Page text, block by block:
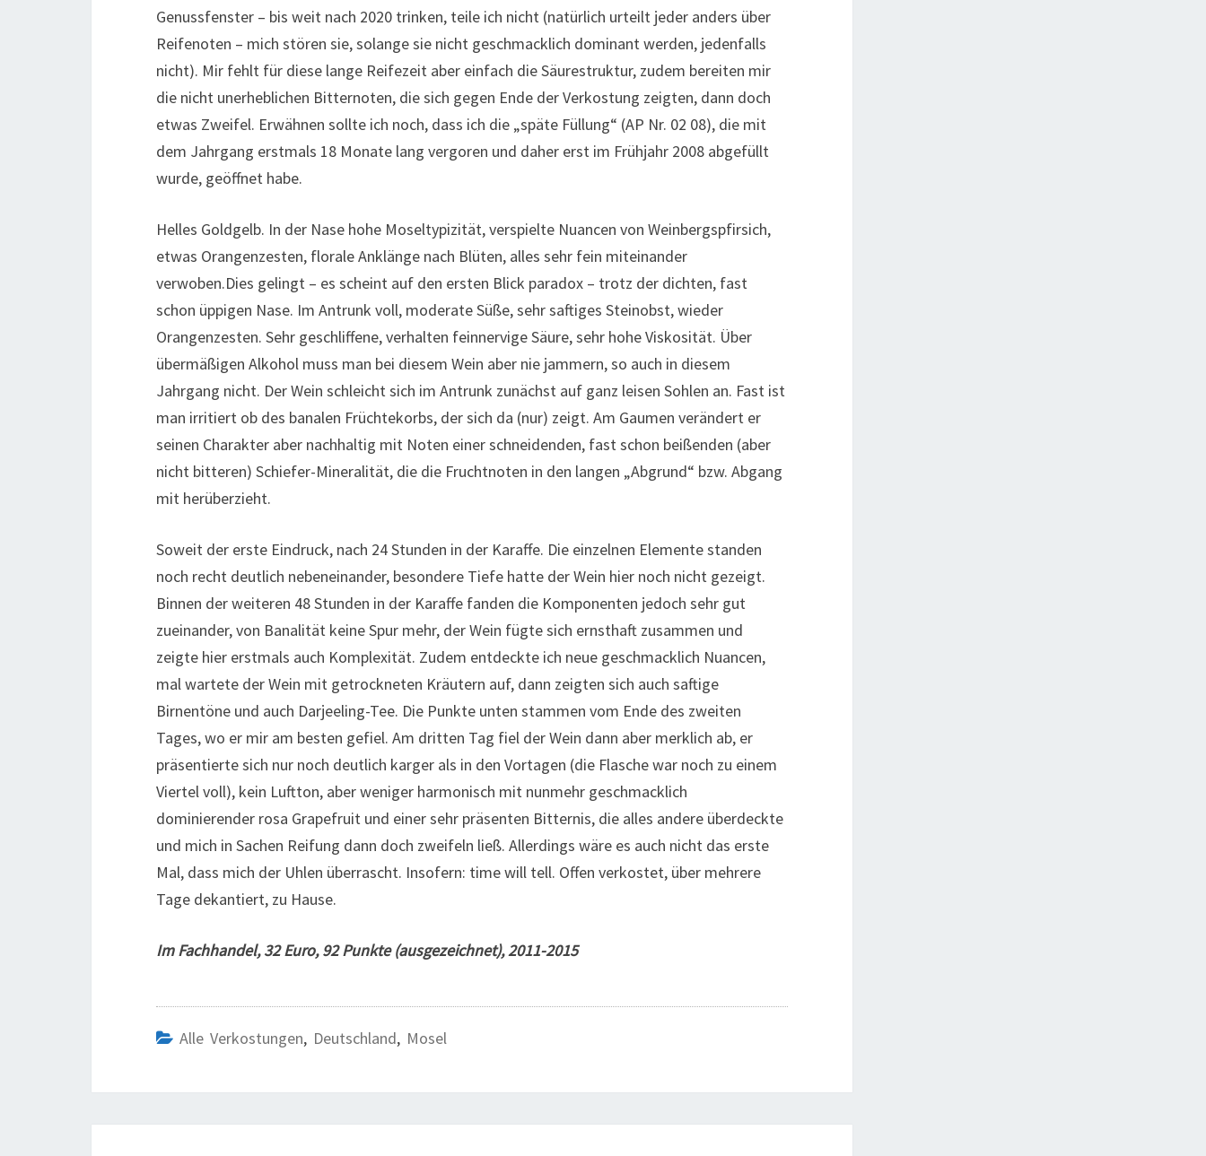
Genussfenster – bis weit nach 2020 trinken, teile ich nicht (natürlich urteilt jeder anders über
Reifenoten – mich stören sie, solange sie nicht geschmacklich dominant werden, jedenfalls
nicht). Mir fehlt für diese lange Reifezeit aber einfach die Säurestruktur, zudem bereiten mir
die nicht unerheblichen Bitternoten, die sich gegen Ende der Verkostung zeigten, dann doch
etwas Zweifel. Erwähnen sollte ich noch, dass ich die „späte Füllung“ (AP Nr. 02 08), die mit
dem Jahrgang erstmals 18 Monate lang vergoren und daher erst im Frühjahr 2008 abgefüllt
wurde, geöffnet habe.
Helles Goldgelb. In der Nase hohe Moseltypizität, verspielte Nuancen von Weinbergspfirsich,
etwas Orangenzesten, florale Anklänge nach Blüten, alles sehr fein miteinander
verwoben.Dies gelingt – es scheint auf den ersten Blick paradox – trotz der dichten, fast
schon üppigen Nase. Im Antrunk voll, moderate Süße, sehr saftiges Steinobst, wieder
Orangenzesten. Sehr geschliffene, verhalten feinnervige Säure, sehr hohe Viskosität. Über
übermäßigen Alkohol muss man bei diesem Wein aber nie jammern, so auch in diesem
Jahrgang nicht. Der Wein schleicht sich im Antrunk zunächst auf ganz leisen Sohlen an. Fast ist
man irritiert ob des banalen Früchtekorbs, der sich da (nur) zeigt. Am Gaumen verändert er
seinen Charakter aber nachhaltig mit Noten einer schneidenden, fast schon beißenden (aber
nicht bitteren) Schiefer-Mineralität, die die Fruchtnoten in den langen „Abgrund“ bzw. Abgang
mit herüberzieht.
Soweit der erste Eindruck, nach 24 Stunden in der Karaffe. Die einzelnen Elemente standen
noch recht deutlich nebeneinander, besondere Tiefe hatte der Wein hier noch nicht gezeigt.
Binnen der weiteren 48 Stunden in der Karaffe fanden die Komponenten jedoch sehr gut
zueinander, von Banalität keine Spur mehr, der Wein fügte sich ernsthaft zusammen und
zeigte hier erstmals auch Komplexität. Zudem entdeckte ich neue geschmacklich Nuancen,
mal wartete der Wein mit getrockneten Kräutern auf, dann zeigten sich auch saftige
Birnentöne und auch Darjeeling-Tee. Die Punkte unten stammen vom Ende des zweiten
Tages, wo er mir am besten gefiel. Am dritten Tag fiel der Wein dann aber merklich ab, er
präsentierte sich nur noch deutlich karger als in den Vortagen (die Flasche war noch zu einem
Viertel voll), kein Luftton, aber weniger harmonisch mit nunmehr geschmacklich
dominierender rosa Grapefruit und einer sehr präsenten Bitternis, die alles andere überdeckte
und mich in Sachen Reifung dann doch zweifeln ließ. Allerdings wäre es auch nicht das erste
Mal, dass mich der Uhlen überrascht. Insofern: time will tell. Offen verkostet, über mehrere
Tage dekantiert, zu Hause.
Im Fachhandel, 32 Euro, 92 Punkte (ausgezeichnet), 2011-2015
Alle Verkostungen, Deutschland, Mosel